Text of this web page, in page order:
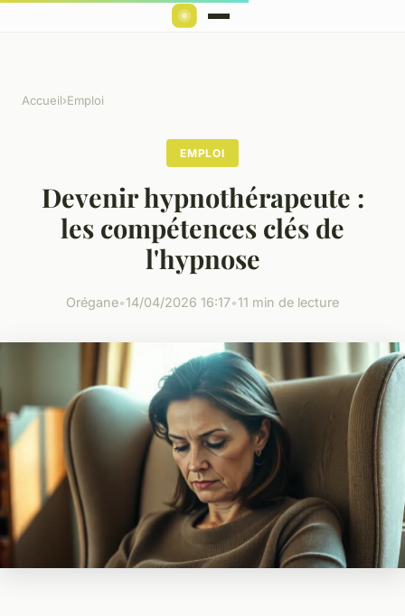
Accueil›Emploi
EMPLOI
Devenir hypnothérapeute :
les compétences clés de
l'hypnose
Orégane•14/04/2026 16:17•11 min de lecture